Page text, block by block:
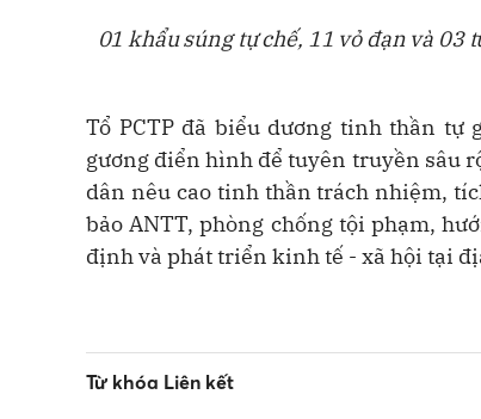
01 khẩu súng tự chế, 11 vỏ đạn và
Tổ PCTP đã biểu dương tinh thần tự
gương điển hình để tuyên truyền sâu
dân nêu cao tinh thần trách nhiệm,
bảo ANTT, phòng chống tội phạm,
định và phát triển kinh tế - xã hội tại
Từ khóa Liên kết